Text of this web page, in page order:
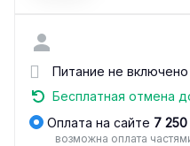
Питание не включено
Бесплатная отмена
Оплата на сайте 7
возможна оплата